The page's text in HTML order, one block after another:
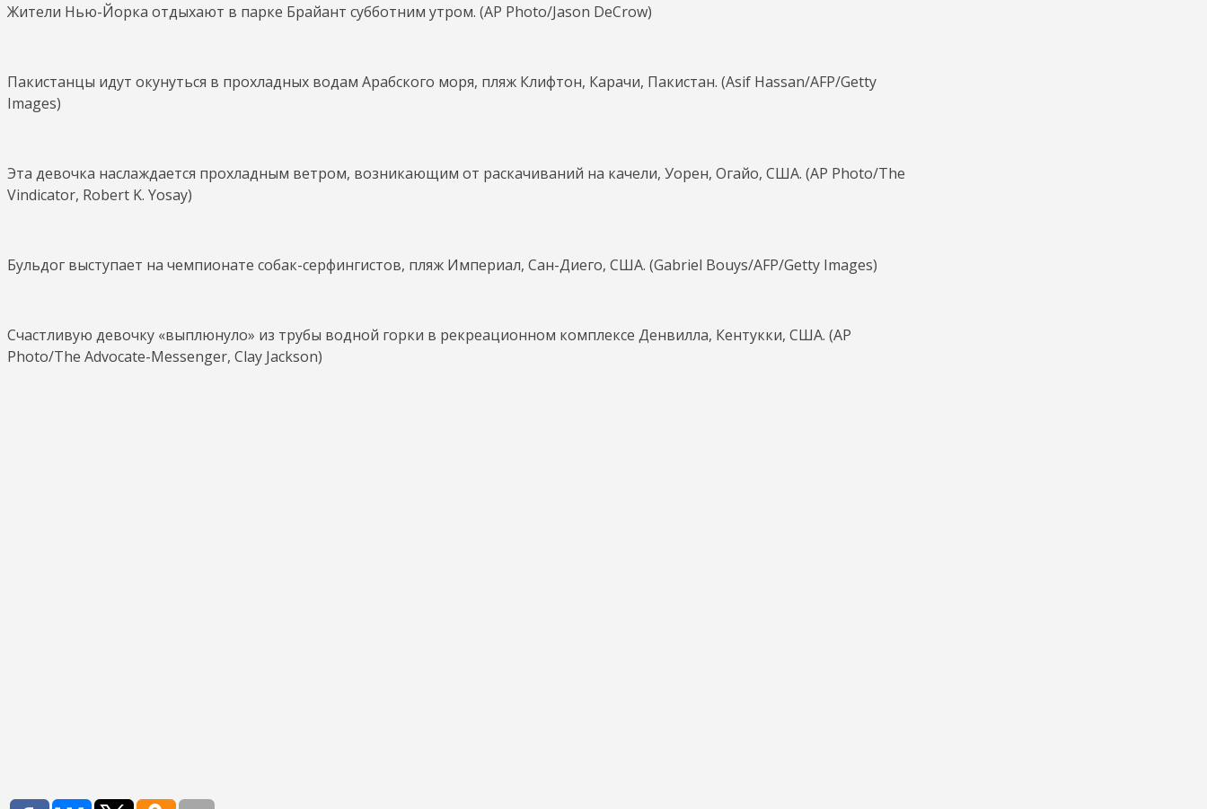
Жители Нью-Йорка отдыхают в парке Брайант субботним утром. (AP Photo/Jason DeCrow)
Пакистанцы идут окунуться в прохладных водам Арабского моря, пляж Клифтон, Карачи, Пакистан. (Asif Hassan/AFP/Getty
Images)
Эта девочка наслаждается прохладным ветром, возникающим от раскачиваний на качели, Уорен, Огайо, США. (AP Photo/The
Vindicator, Robert K. Yosay)
Бульдог выступает на чемпионате собак-серфингистов, пляж Империал, Сан-Диего, США. (Gabriel Bouys/AFP/Getty Images)
Счастливую девочку «выплюнуло» из трубы водной горки в рекреационном комплексе Денвилла, Кентукки, США. (AP
Photo/The Advocate-Messenger, Clay Jackson)